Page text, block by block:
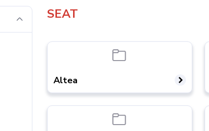
SEAT
Altea